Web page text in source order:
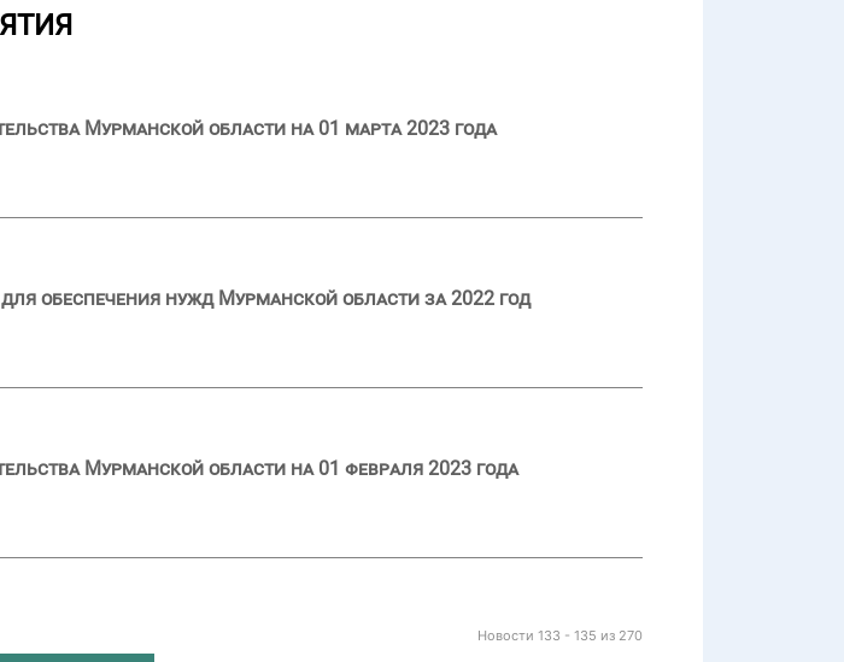
Мурманской области на 01 марта 2023 года
обеспечения нужд Мурманской области за 2022 год
Мурманской области на 01 февраля 2023 года
Новости 133 - 135 из 270